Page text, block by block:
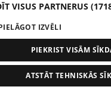
pirms 1 nedēļas, 1 dienas
Melleņu zelta
VISUS PARTNERUS
IZVĒLI
PIEKRIST VISĀM
ATSTĀT TEHNISKĀS